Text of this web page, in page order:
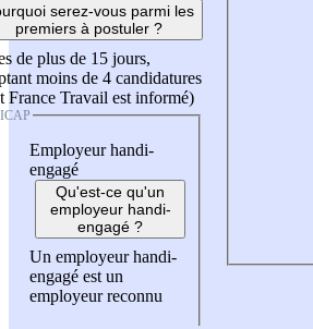
serez-vous parmi les
premiers à postuler ?
de plus de 15 jours,
moins de 4 candidatures
France Travail est informé)
Employeur handi-
engagé
Qu'est-ce qu'un
employeur handi-
engagé ?
Un employeur handi-
engagé est un
employeur reconnu